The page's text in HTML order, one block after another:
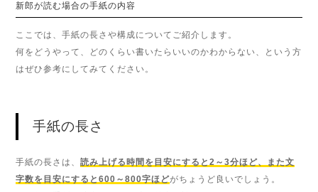
新郎が読む場合の手紙の内容
ここでは、手紙の長さや構成についてご紹介します。
何をどうやって、どのくらい書いたらいいのかわからない、という方
はぜひ参考にしてみてください。
手紙の長さ
手紙の長さは、読み上げる時間を目安にすると2～3分ほど、また文
字数を目安にすると600～800字ほどがちょうど良いでしょう。